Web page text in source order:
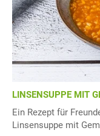
LINSENSUPPE MIT
Ein Rezept für
Linsensuppe mit